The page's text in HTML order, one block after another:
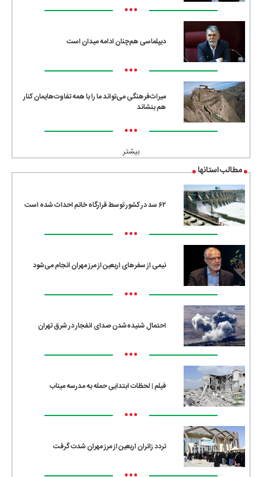
•••
دیپلماسی هم‌چنان ادامه میدان است
•••
میراث‌فرهنگی می‌تواند ما را با همه تفاوت‌هایمان کنار
هم بنشاند
•••
بیشتر
مطالب استانها
۶۲ سد در کشور توسط قرارگاه خاتم احداث شده است
•••
نیمی از سفرهای اربعین از مرز مهران انجام می‌شود
•••
احتمال شنیده‌شدن صدای انفجار در شرق تهران
•••
فیلم | لحظات ابتدایی حمله به مدرسه میناب
•••
تردد زائران اربعین از مرز مهران شدت گرفت